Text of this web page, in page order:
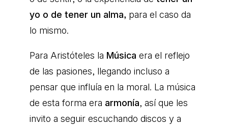
yo o de tener un alma, para el caso da
lo mismo.
Para Aristóteles la Música era el reflejo
de las pasiones, llegando incluso a
pensar que influía en la moral. La música
de esta forma era armonía, así que les
invito a seguir escuchando discos y a